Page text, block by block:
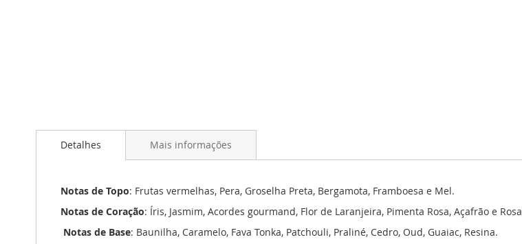
Detalhes
Notas de Topo: Frutas vermelhas, Pera, Groselha Preta, Bergamota, Framboesa e Mel.
Notas de Coração: Íris, Jasmim, Acordes gourmand, Flor de Laranjeira, Pimenta Rosa, Açafrão e Rosa
Notas de Base: Baunilha, Caramelo, Fava Tonka, Patchouli, Praliné, Cedro, Oud, Guaiac, Resina.
Mais informações